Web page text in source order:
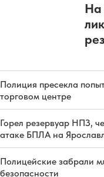
На
Полиция пресекла
торговом центре
Горел резервуар НПЗ,
атаке БПЛА на
Полицейские забрали
безопасности